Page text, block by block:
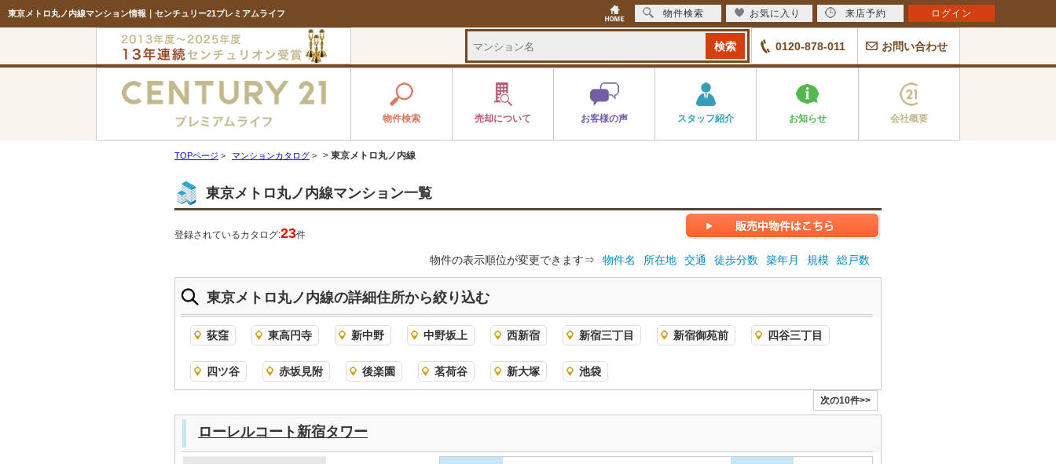
東京メトロ丸ノ内線マンション情報｜センチュリー21プレミアムライフ
0120-878-011 お問い合わせ
物件検索 売却について お客様の声 スタッフ紹介 お知らせ 会社概要
TOPページ > マンションカタログ > > 東京メトロ丸ノ内線
東京メトロ丸ノ内線マンション一覧
登録されているカタログ:23件
物件の表示順位が変更できます⇒ 物件名 所在地 交通 徒歩分数 築年月 規模 総戸数
東京メトロ丸ノ内線の詳細住所から絞り込む
荻窪 東高円寺 新中野 中野坂上 西新宿 新宿三丁目 新宿御苑前 四谷三丁目
四ツ谷 赤坂見附 後楽園 茗荷谷 新大塚 池袋
次の10件>>
ローレルコート新宿タワー
物件検索 お気に入り 来店予約 ログイン